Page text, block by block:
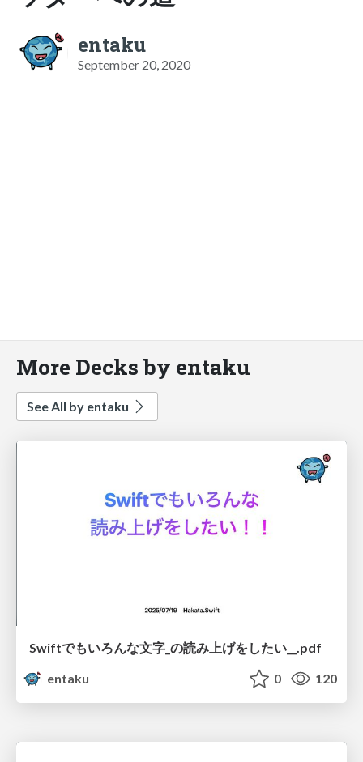
entaku
September 20, 2020
More Decks by entaku
See All by entaku
Swiftでもいろんな文字_の読み上げをしたい__.pdf
entaku
0 120